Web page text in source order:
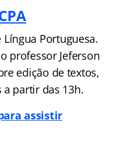
Portuguesa.
professor Jeferson
edição de textos,
a partir das 13h.
assistir